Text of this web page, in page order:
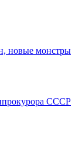
новые монстры
СССР